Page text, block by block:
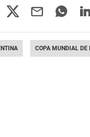
COPA MUNDIAL